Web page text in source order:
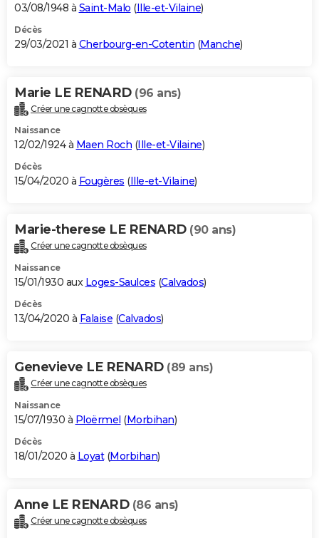
03/08/1948 à Saint-Malo (Ille-et-Vilaine)
Décès
29/03/2021 à Cherbourg-en-Cotentin (Manche)
Marie LE RENARD (96 ans)
Créer une cagnotte obsèques
Naissance
12/02/1924 à Maen Roch (Ille-et-Vilaine)
Décès
15/04/2020 à Fougères (Ille-et-Vilaine)
Marie-therese LE RENARD (90 ans)
Créer une cagnotte obsèques
Naissance
15/01/1930 aux Loges-Saulces (Calvados)
Décès
13/04/2020 à Falaise (Calvados)
Genevieve LE RENARD (89 ans)
Créer une cagnotte obsèques
Naissance
15/07/1930 à Ploërmel (Morbihan)
Décès
18/01/2020 à Loyat(Morbihan)
Anne LE RENARD (86 ans)
Créer une cagnotte obsèques